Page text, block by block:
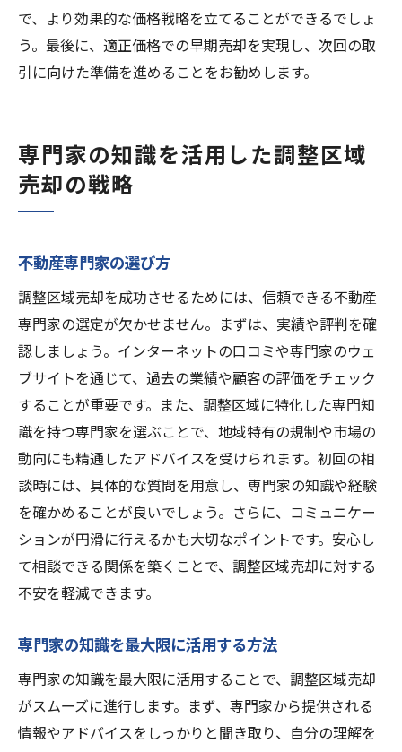
で、より効果的な価格戦略を立てることができるでしょ
う。最後に、適正価格での早期売却を実現し、次回の取
引に向けた準備を進めることをお勧めします。
専門家の知識を活用した調整区域
売却の戦略
不動産専門家の選び方
調整区域売却を成功させるためには、信頼できる不動産
専門家の選定が欠かせません。まずは、実績や評判を確
認しましょう。インターネットの口コミや専門家のウェ
ブサイトを通じて、過去の業績や顧客の評価をチェック
することが重要です。また、調整区域に特化した専門知
識を持つ専門家を選ぶことで、地域特有の規制や市場の
動向にも精通したアドバイスを受けられます。初回の相
談時には、具体的な質問を用意し、専門家の知識や経験
を確かめることが良いでしょう。さらに、コミュニケー
ションが円滑に行えるかも大切なポイントです。安心し
て相談できる関係を築くことで、調整区域売却に対する
不安を軽減できます。
専門家の知識を最大限に活用する方法
専門家の知識を最大限に活用することで、調整区域売却
がスムーズに進行します。まず、専門家から提供される
情報やアドバイスをしっかりと聞き取り、自分の理解を